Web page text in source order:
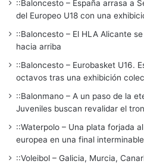
::Baloncesto – España arrasa a
del Europeo U18 con una
::Baloncesto – El HLA Alicante
hacia arriba
::Baloncesto – Eurobasket U16.
octavos tras una exhibición
::Balonmano – A un paso de la
Juveniles buscan revalidar el
::Waterpolo – Una plata forjada
europea en una final interminable
::Voleibol – Galicia, Murcia,